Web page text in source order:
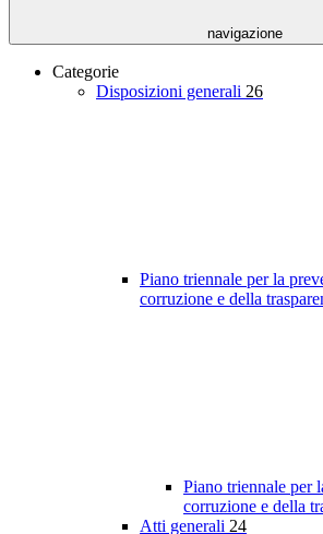
navigazione
Categorie
Disposizioni generali 26
Piano triennale per la
corruzione e della
Piano triennale per
corruzione e della
Atti generali 24